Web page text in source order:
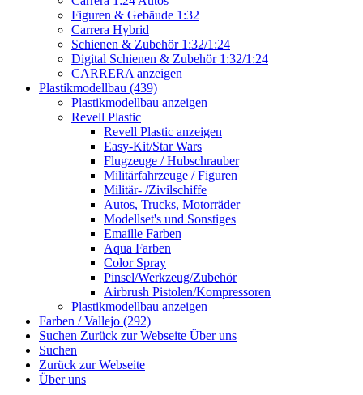
Figuren & Gebäude 1:32
Carrera Hybrid
Schienen & Zubehör 1:32/1:24
Digital Schienen & Zubehör 1:32/1:24
CARRERA anzeigen
Plastikmodellbau (439)
Plastikmodellbau anzeigen
Revell Plastic
Revell Plastic anzeigen
Easy-Kit/Star Wars
Flugzeuge / Hubschrauber
Militärfahrzeuge / Figuren
Militär- /Zivilschiffe
Autos, Trucks, Motorräder
Modellset's und Sonstiges
Emaille Farben
Aqua Farben
Color Spray
Pinsel/Werkzeug/Zubehör
Airbrush Pistolen/Kompressoren
Plastikmodellbau anzeigen
Farben / Vallejo (292)
Suchen Zurück zur Webseite Über uns
Suchen
Zurück zur Webseite
Über uns